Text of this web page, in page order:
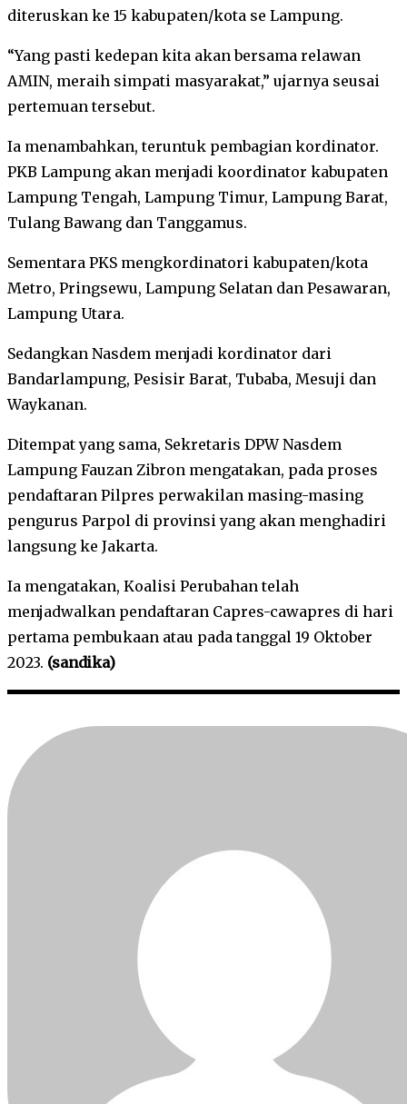
diteruskan ke 15 kabupaten/kota se Lampung.
“Yang pasti kedepan kita akan bersama relawan
AMIN, meraih simpati masyarakat,” ujarnya seusai
pertemuan tersebut.
Ia menambahkan, teruntuk pembagian kordinator.
PKB Lampung akan menjadi koordinator kabupaten
Lampung Tengah, Lampung Timur, Lampung Barat,
Tulang Bawang dan Tanggamus.
Sementara PKS mengkordinatori kabupaten/kota
Metro, Pringsewu, Lampung Selatan dan Pesawaran,
Lampung Utara.
Sedangkan Nasdem menjadi kordinator dari
Bandarlampung, Pesisir Barat, Tubaba, Mesuji dan
Waykanan.
Ditempat yang sama, Sekretaris DPW Nasdem
Lampung Fauzan Zibron mengatakan, pada proses
pendaftaran Pilpres perwakilan masing-masing
pengurus Parpol di provinsi yang akan menghadiri
langsung ke Jakarta.
Ia mengatakan, Koalisi Perubahan telah
menjadwalkan pendaftaran Capres-cawapres di hari
pertama pembukaan atau pada tanggal 19 Oktober
2023. (sandika)